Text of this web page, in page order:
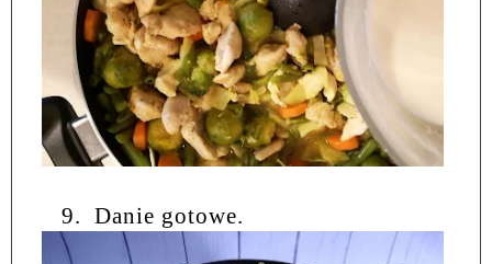
9. Danie gotowe.